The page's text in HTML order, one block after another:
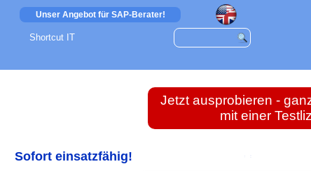
Shortcut IT
Unser Angebot für SAP-Berater!
Jetzt ausprobieren -
mit einer
Sofort einsatzfähig!